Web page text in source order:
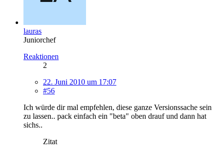
lauras
Juniorchef
Reaktionen
2
22. Juni 2010 um 17:07
#56
Ich würde dir mal empfehlen, diese ganze Versionssache sein
zu lassen.. pack einfach ein "beta" oben drauf und dann hat
sichs..
Zitat